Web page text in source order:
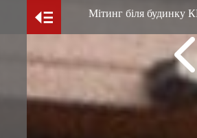
Мітинг біля